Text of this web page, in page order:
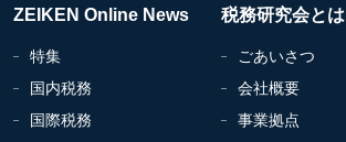
ZEIKEN Online News
特集
国内税務
国際税務
税務研究会とは
ごあいさつ
会社概要
事業拠点